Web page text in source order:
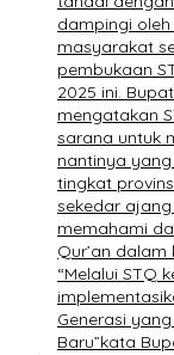
dampingi
masyarakat
pembukaan
2025 ini.
mengatakan
sarana untuk
nantinya
tingkat
sekedar
memahami
Qur’an
“Melalui STQ
Generasi
Baru”kata